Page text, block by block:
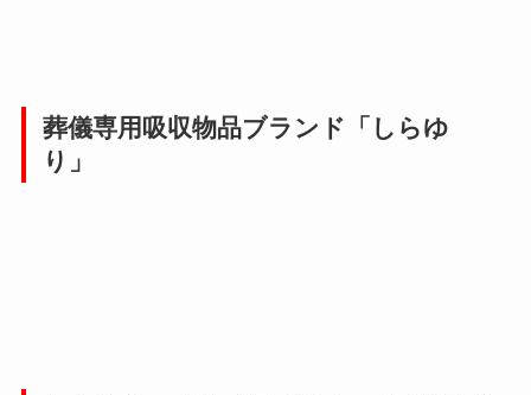
葬儀専用吸収物品ブランド「しらゆ
り」